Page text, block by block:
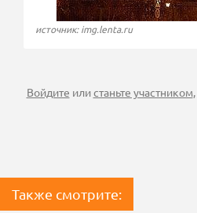
источник: img.lenta.ru
Войдите илистаньте участником
Также смотрите: